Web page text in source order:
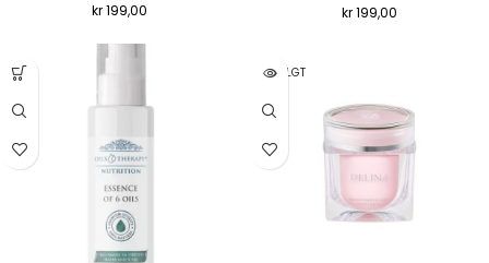
kr199,00
kr199,00
UTSOLGT